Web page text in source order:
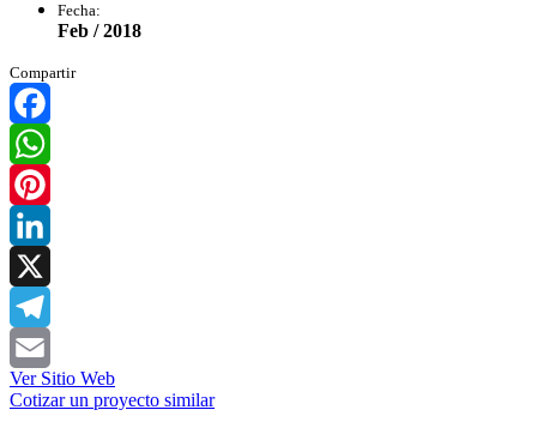
Fecha:
Feb / 2018
Compartir
Facebook
WhatsApp
Pinterest
LinkedIn
X
Telegram
Email
Ver Sitio Web
Cotizar un proyecto similar